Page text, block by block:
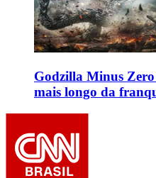
Godzilla Minus
mais longo da